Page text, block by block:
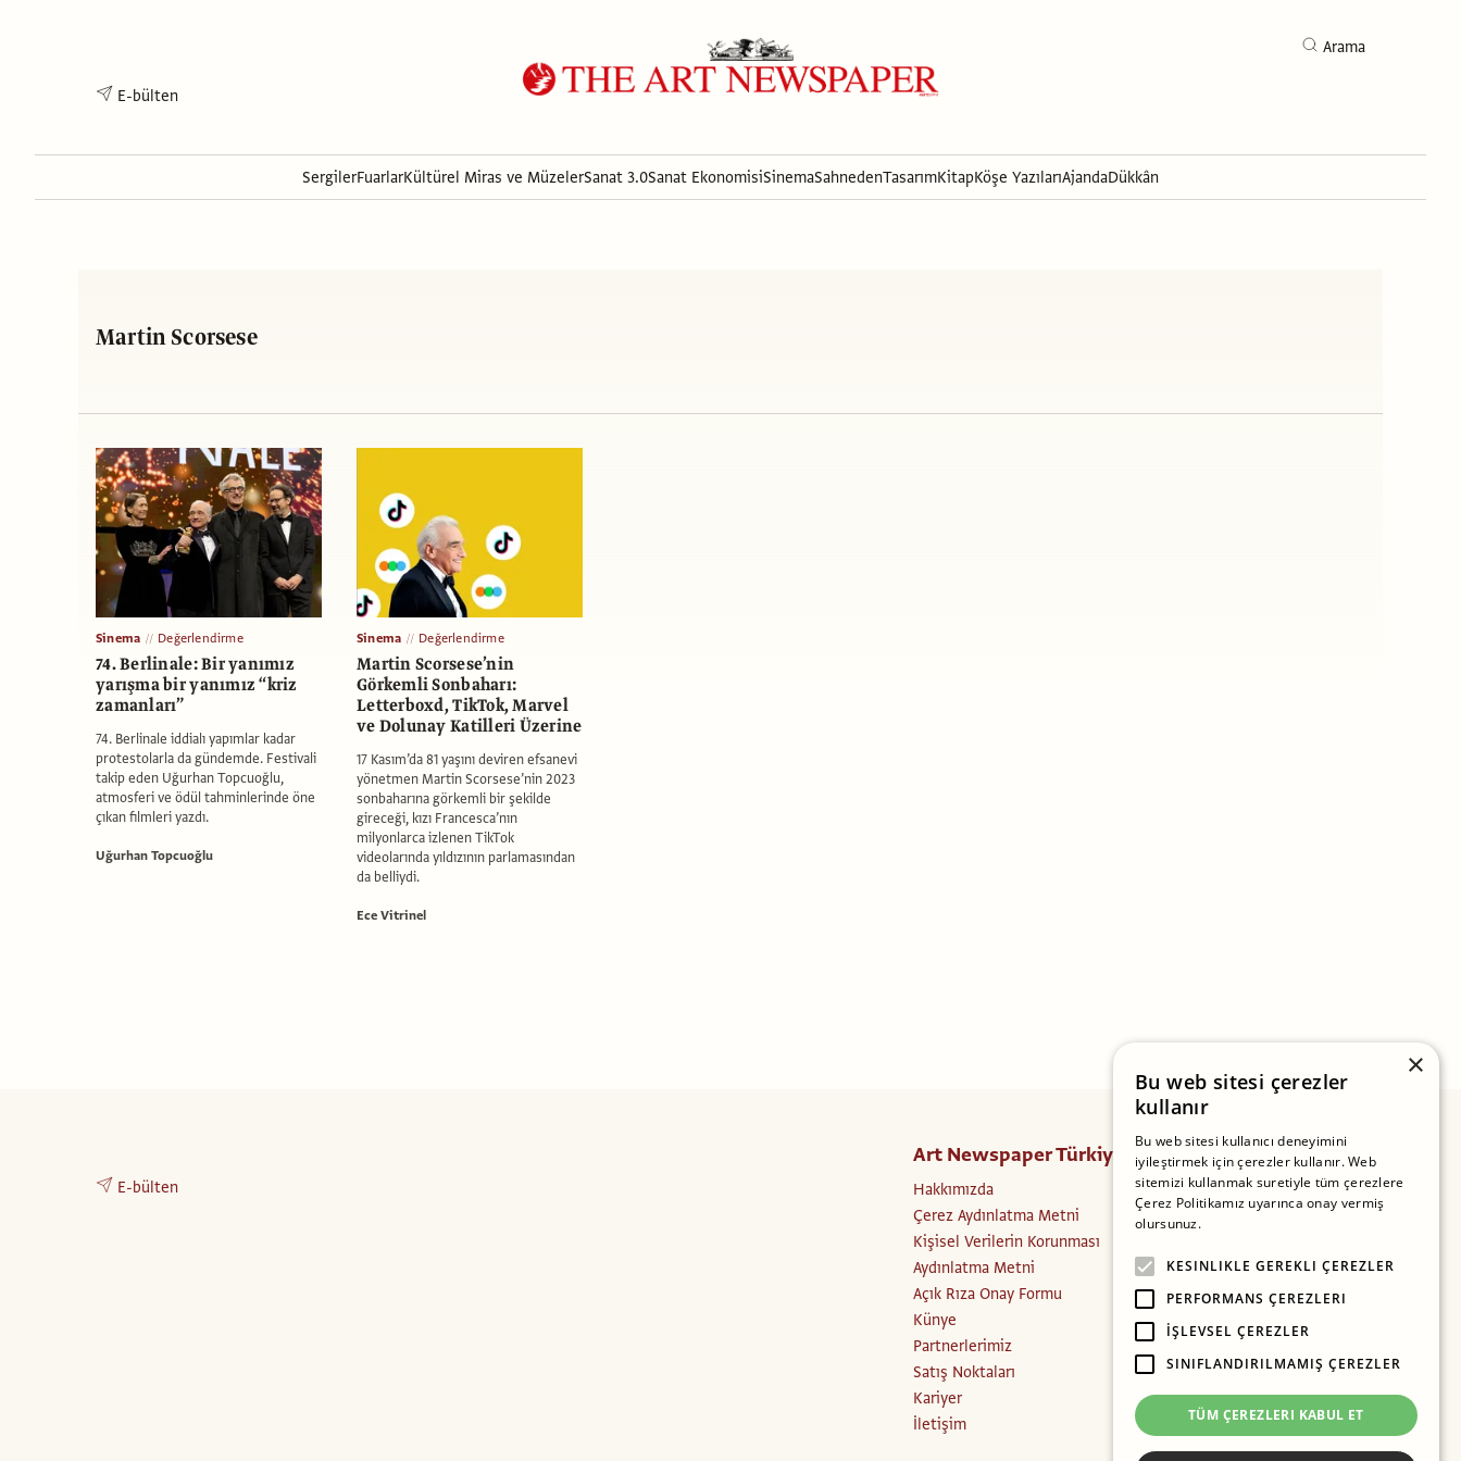
Arama
E-bülten
SergilerFuarlarKültürel Miras ve MüzelerSanat 3.0Sanat EkonomisiSinemaSahnedenTasarımKitapKöşe YazılarıAjandaDükkân
Martin Scorsese
Sinema Değerlendirme
74. Berlinale: Bir yanımız
yarışma bir yanımız “kriz
zamanları”
74. Berlinale iddialı yapımlar kadar
protestolarla da gündemde. Festivali
takip eden Uğurhan Topcuoğlu,
atmosferi ve ödül tahminlerinde öne
çıkan filmleri yazdı.
Uğurhan Topcuoğlu
Sinema Değerlendirme
Martin Scorsese’nin
Görkemli Sonbaharı:
Letterboxd, TikTok, Marvel
ve Dolunay Katilleri Üzerine
17 Kasım’da 81 yaşını deviren efsanevi
yönetmen Martin Scorsese’nin 2023
sonbaharına görkemli bir şekilde
gireceği, kızı Francesca’nın
milyonlarca izlenen TikTok
videolarında yıldızının parlamasından
da belliydi.
Ece Vitrinel
E-bülten
Art Newspaper Türkiye
Hakkımızda
Çerez Aydınlatma Metni
Kişisel Verilerin Korunması
Aydınlatma Metni
Açık Rıza Onay Formu
Künye
Partnerlerimiz
Satış Noktaları
Kariyer
İletişim
Takip Edin
Facebook
×
Bu web sitesi çerezler
kullanır
Bu web sitesi kullanıcı deneyimini
iyileştirmek için çerezler kullanır. Web
sitemizi kullanmak suretiyle tüm çerezlere
Çerez Politikamız uyarınca onay vermiş
olursunuz.
KESINLIKLE GEREKLI ÇEREZLER
PERFORMANS ÇEREZLERI
İŞLEVSEL ÇEREZLER
SINIFLANDIRILMAMIŞ ÇEREZLER
TÜM ÇEREZLERI KABUL ET